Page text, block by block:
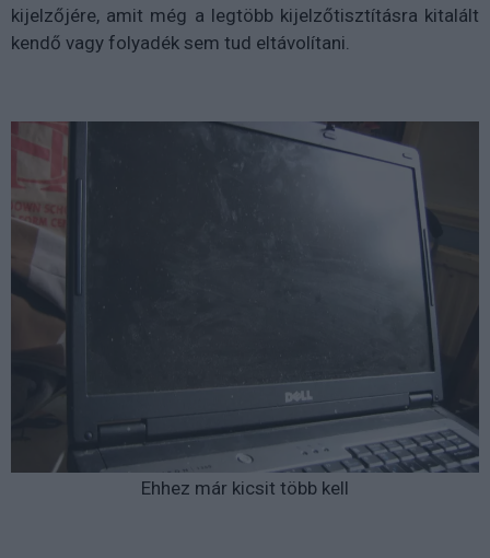
kijelzőjére, amit még a legtöbb kijelzőtisztításra kitalált
kendő vagy folyadék sem tud eltávolítani.
Ehhez már kicsit több kell